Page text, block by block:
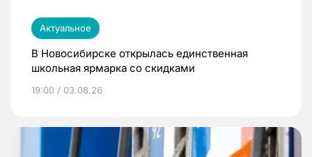
Актуальное
В Новосибирске открылась единственная
школьная ярмарка со скидками
19:00 / 03.08.26